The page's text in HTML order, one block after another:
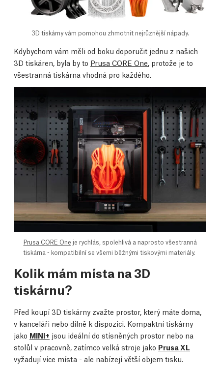
3D tiskárny vám pomohou zhmotnit nejrůznější nápady.
Kdybychom vám měli od boku doporučit jednu z našich
3D tiskáren, byla by to Prusa CORE One, protože je to
všestranná tiskárna vhodná pro každého.
Prusa CORE One je rychlás, spolehlivá a naprosto všestranná
tiskárna - kompatibilní se všemi běžnými tiskovými materiály.
Kolik mám místa na 3D
tiskárnu?
Před koupí 3D tiskárny zvažte prostor, který máte doma,
v kanceláři nebo dílně k dispozici. Kompaktní tiskárny
jako MINI+ jsou ideální do stísněných prostor nebo na
stolůl v pracovně, zatímco velká stroje jako Prusa XL
vyžadují více místa - ale nabízejí větší objem tisku.